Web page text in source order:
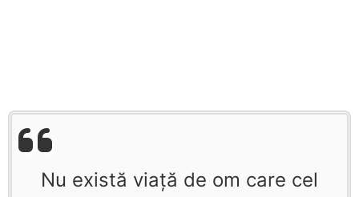
Nu există viaţă de om care cel